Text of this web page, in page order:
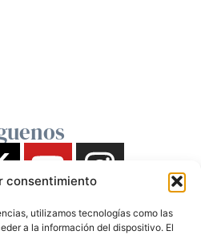
consentimiento
utilizamos tecnologías como las
a la información del dispositivo. El